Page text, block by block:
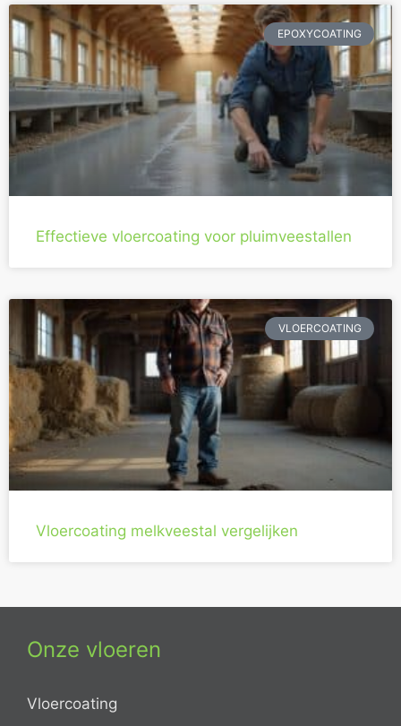
EPOXYCOATING
Effectieve vloercoating voor pluimveestallen
VLOERCOATING
Vloercoating melkveestal vergelijken
Onze vloeren
Vloercoating